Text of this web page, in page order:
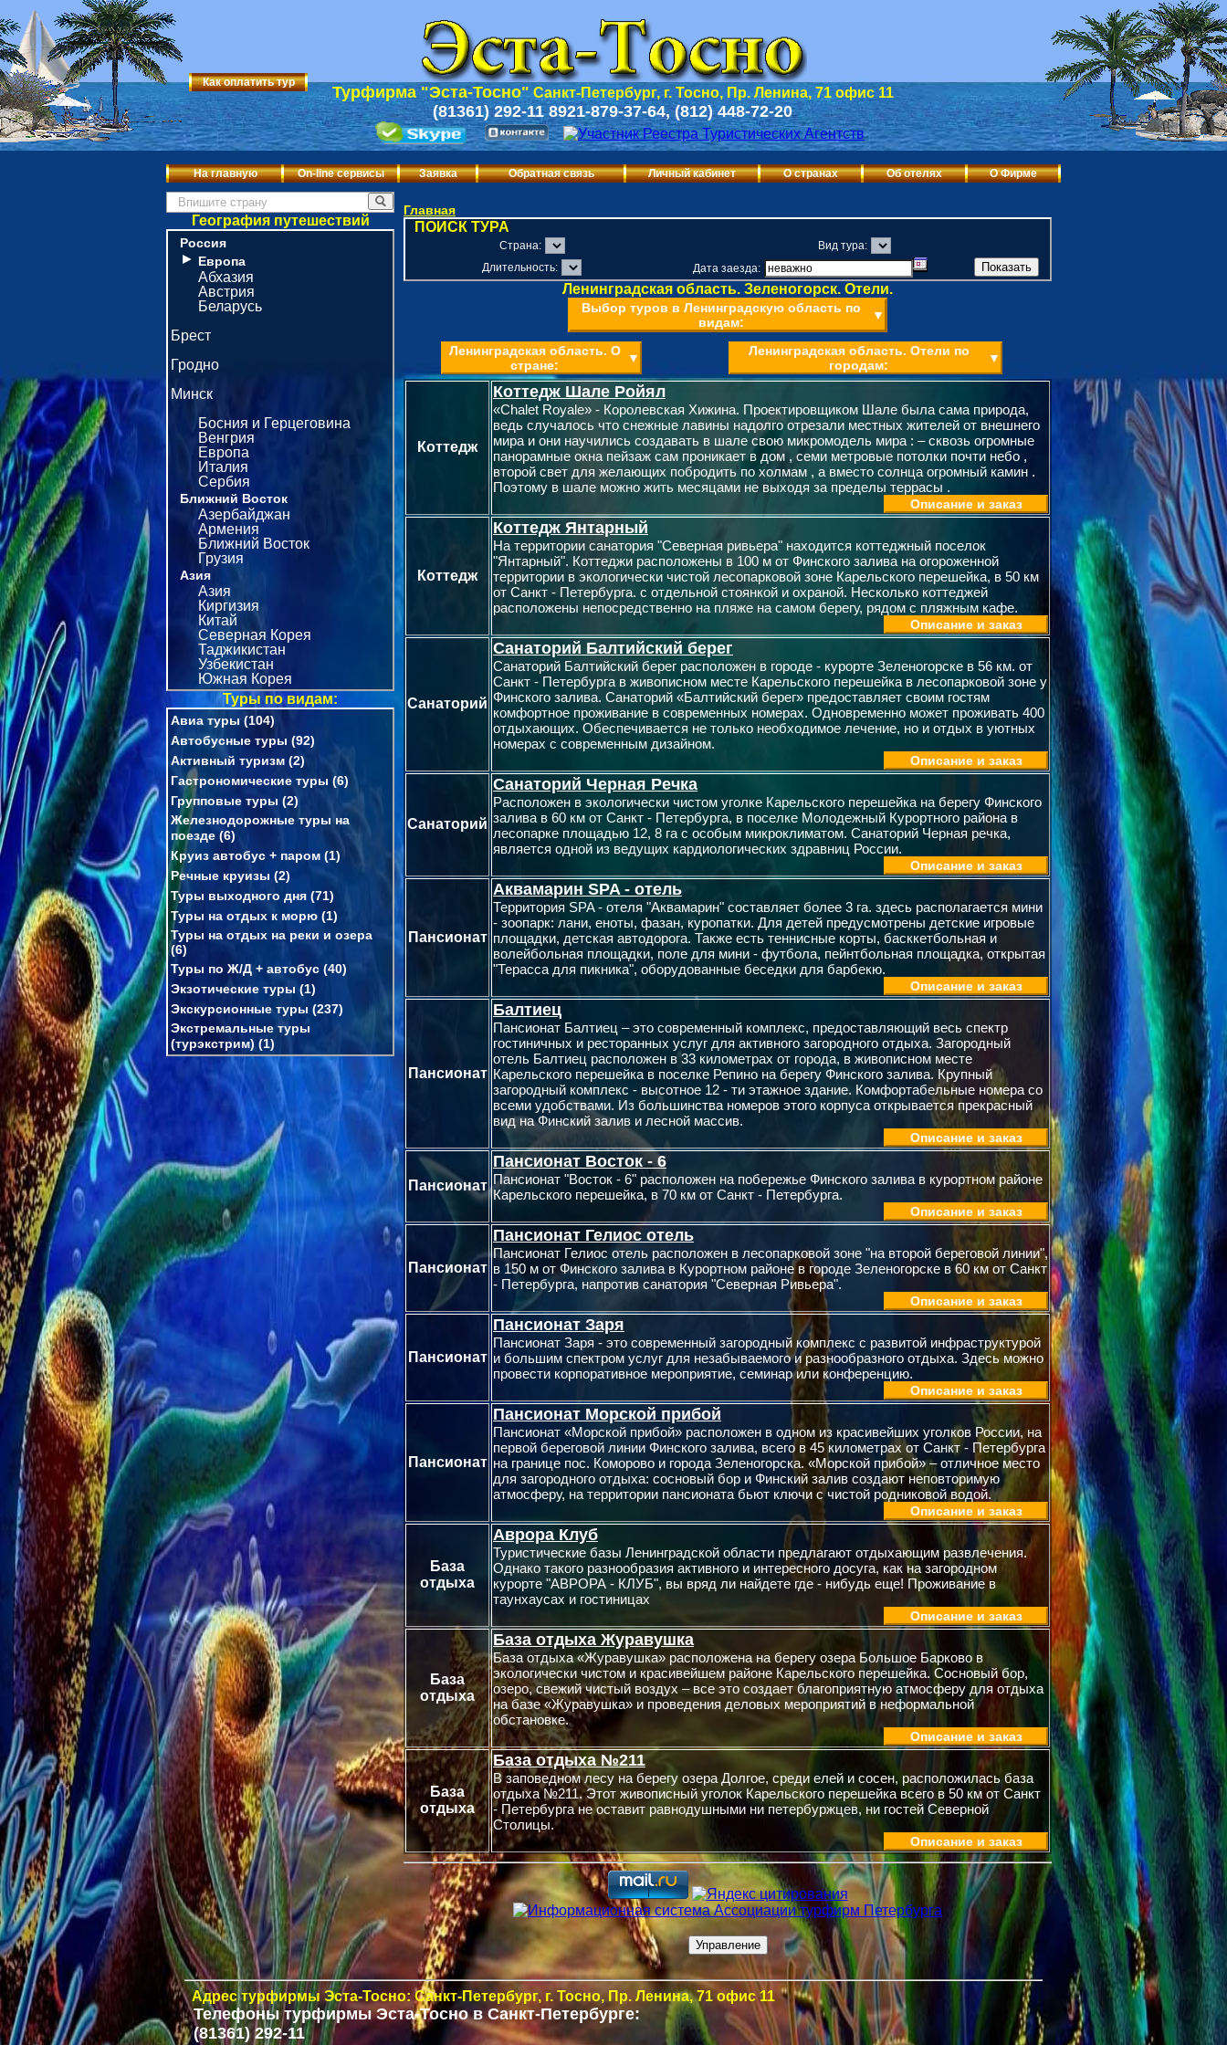
Как оплатить тур
Турфирма "Эста-Тосно" Санкт-Петербург, г. Тосно, Пр. Ленина, 71 офис 11
(81361) 292-11 8921-879-37-64, (812) 448-72-20
На главную On-line сервисы Заявка Обратная связь Личный кабинет О странах Об отелях О Фирме
География путешествий
Россия
► Европа
Абхазия
Австрия
Беларусь
Брест
Гродно
Минск
Босния и Герцеговина
Венгрия
Европа
Италия
Сербия
Ближний Восток
Азербайджан
Армения
Ближний Восток
Грузия
Азия
Азия
Киргизия
Китай
Северная Корея
Таджикистан
Узбекистан
Южная Корея
Туры по видам:
Авиа туры (104)
Автобусные туры (92)
Активный туризм (2)
Гастрономические туры (6)
Групповые туры (2)
Железнодорожные туры на
поезде (6)
Круиз автобус + паром (1)
Речные круизы (2)
Туры выходного дня (71)
Туры на отдых к морю (1)
Туры на отдых на реки и озера
(6)
Туры по Ж/Д + автобус (40)
Экзотические туры (1)
Экскурсионные туры (237)
Экстремальные туры
(турэкстрим) (1)
Главная
ПОИСК ТУРА
Страна:
Вид тура:
Длительность:
Дата заезда:
Ленинградская область. Зеленогорск. Отели.
Выбор туров в Ленинградскую область по
видам:
▼
Ленинградская область. О
стране:
▼
Ленинградская область. Отели по
городам:
▼
Коттедж
Коттедж Шале Ройял
«Chalet Royale» - Королевская Хижина. Проектировщиком Шале была сама природа,
ведь случалось что снежные лавины надолго отрезали местных жителей от внешнего
мира и они научились создавать в шале свою микромодель мира : – сквозь огромные
панорамные окна пейзаж сам проникает в дом , семи метровые потолки почти небо ,
второй свет для желающих побродить по холмам , а вместо солнца огромный камин .
Поэтому в шале можно жить месяцами не выходя за пределы террасы .
Описание и заказ
Коттедж
Коттедж Янтарный
На территории санатория "Северная ривьера" находится коттеджный поселок
"Янтарный". Коттеджи расположены в 100 м от Финского залива на огороженной
территории в экологически чистой лесопарковой зоне Карельского перешейка, в 50 км
от Санкт - Петербурга. с отдельной стоянкой и охраной. Несколько коттеджей
расположены непосредственно на пляже на самом берегу, рядом с пляжным кафе.
Описание и заказ
Санаторий
Санаторий Балтийский берег
Санаторий Балтийский берег расположен в городе - курорте Зеленогорске в 56 км. от
Санкт - Петербурга в живописном месте Карельского перешейка в лесопарковой зоне у
Финского залива. Санаторий «Балтийский берег» предоставляет своим гостям
комфортное проживание в современных номерах. Одновременно может проживать 400
отдыхающих. Обеспечивается не только необходимое лечение, но и отдых в уютных
номерах с современным дизайном.
Описание и заказ
Санаторий
Санаторий Черная Речка
Расположен в экологически чистом уголке Карельского перешейка на берегу Финского
залива в 60 км от Санкт - Петербурга, в поселке Молодежный Курортного района в
лесопарке площадью 12, 8 га с особым микроклиматом. Санаторий Черная речка,
является одной из ведущих кардиологических здравниц России.
Описание и заказ
Пансионат
Аквамарин SPA - отель
Территория SPA - отеля "Аквамарин" составляет более 3 га. здесь располагается мини
- зоопарк: лани, еноты, фазан, куропатки. Для детей предусмотрены детские игровые
площадки, детская автодорога. Также есть теннисные корты, басккетбольная и
волейбольная площадки, поле для мини - футбола, пейнтбольная площадка, открытая
"Терасса для пикника", оборудованные беседки для барбекю.
Описание и заказ
Пансионат
Балтиец
Пансионат Балтиец – это современный комплекс, предоставляющий весь спектр
гостиничных и ресторанных услуг для активного загородного отдыха. Загородный
отель Балтиец расположен в 33 километрах от города, в живописном месте
Карельского перешейка в поселке Репино на берегу Финского залива. Крупный
загородный комплекс - высотное 12 - ти этажное здание. Комфортабельные номера со
всеми удобствами. Из большинства номеров этого корпуса открывается прекрасный
вид на Финский залив и лесной массив.
Описание и заказ
Пансионат
Пансионат Восток - 6
Пансионат "Восток - 6" расположен на побережье Финского залива в курортном районе
Карельского перешейка, в 70 км от Санкт - Петербурга.
Описание и заказ
Пансионат
Пансионат Гелиос отель
Пансионат Гелиос отель расположен в лесопарковой зоне "на второй береговой линии",
в 150 м от Финского залива в Курортном районе в городе Зеленогорске в 60 км от Санкт
- Петербурга, напротив санатория "Северная Ривьера".
Описание и заказ
Пансионат
Пансионат Заря
Пансионат Заря - это современный загородный комплекс с развитой инфраструктурой
и большим спектром услуг для незабываемого и разнообразного отдыха. Здесь можно
провести корпоративное мероприятие, семинар или конференцию.
Описание и заказ
Пансионат
Пансионат Морской прибой
Пансионат «Морской прибой» расположен в одном из красивейших уголков России, на
первой береговой линии Финского залива, всего в 45 километрах от Санкт - Петербурга
на границе пос. Коморово и города Зеленогорска. «Морской прибой» – отличное место
для загородного отдыха: сосновый бор и Финский залив создают неповторимую
атмосферу, на территории пансионата бьют ключи с чистой родниковой водой.
Описание и заказ
База
отдыха
Аврора Клуб
Туристические базы Ленинградской области предлагают отдыхающим развлечения.
Однако такого разнообразия активного и интересного досуга, как на загородном
курорте "АВРОРА - КЛУБ", вы вряд ли найдете где - нибудь еще! Проживание в
таунхаусах и гостиницах
Описание и заказ
База
отдыха
База отдыха Журавушка
База отдыха «Журавушка» расположена на берегу озера Большое Барково в
экологически чистом и красивейшем районе Карельского перешейка. Сосновый бор,
озеро, свежий чистый воздух – все это создает благоприятную атмосферу для отдыха
на базе «Журавушка» и проведения деловых мероприятий в неформальной
обстановке.
Описание и заказ
База
отдыха
База отдыха №211
В заповедном лесу на берегу озера Долгое, среди елей и сосен, расположилась база
отдыха №211. Этот живописный уголок Карельского перешейка всего в 50 км от Санкт
- Петербурга не оставит равнодушными ни петербуржцев, ни гостей Северной
Столицы.
Описание и заказ
Адрестурфирмы Эста-Тосно: Санкт-Петербург, г. Тосно, Пр. Ленина, 71 офис 11
Телефонытурфирмы Эста-Тосно в Санкт-Петербурге:
(81361) 292-11